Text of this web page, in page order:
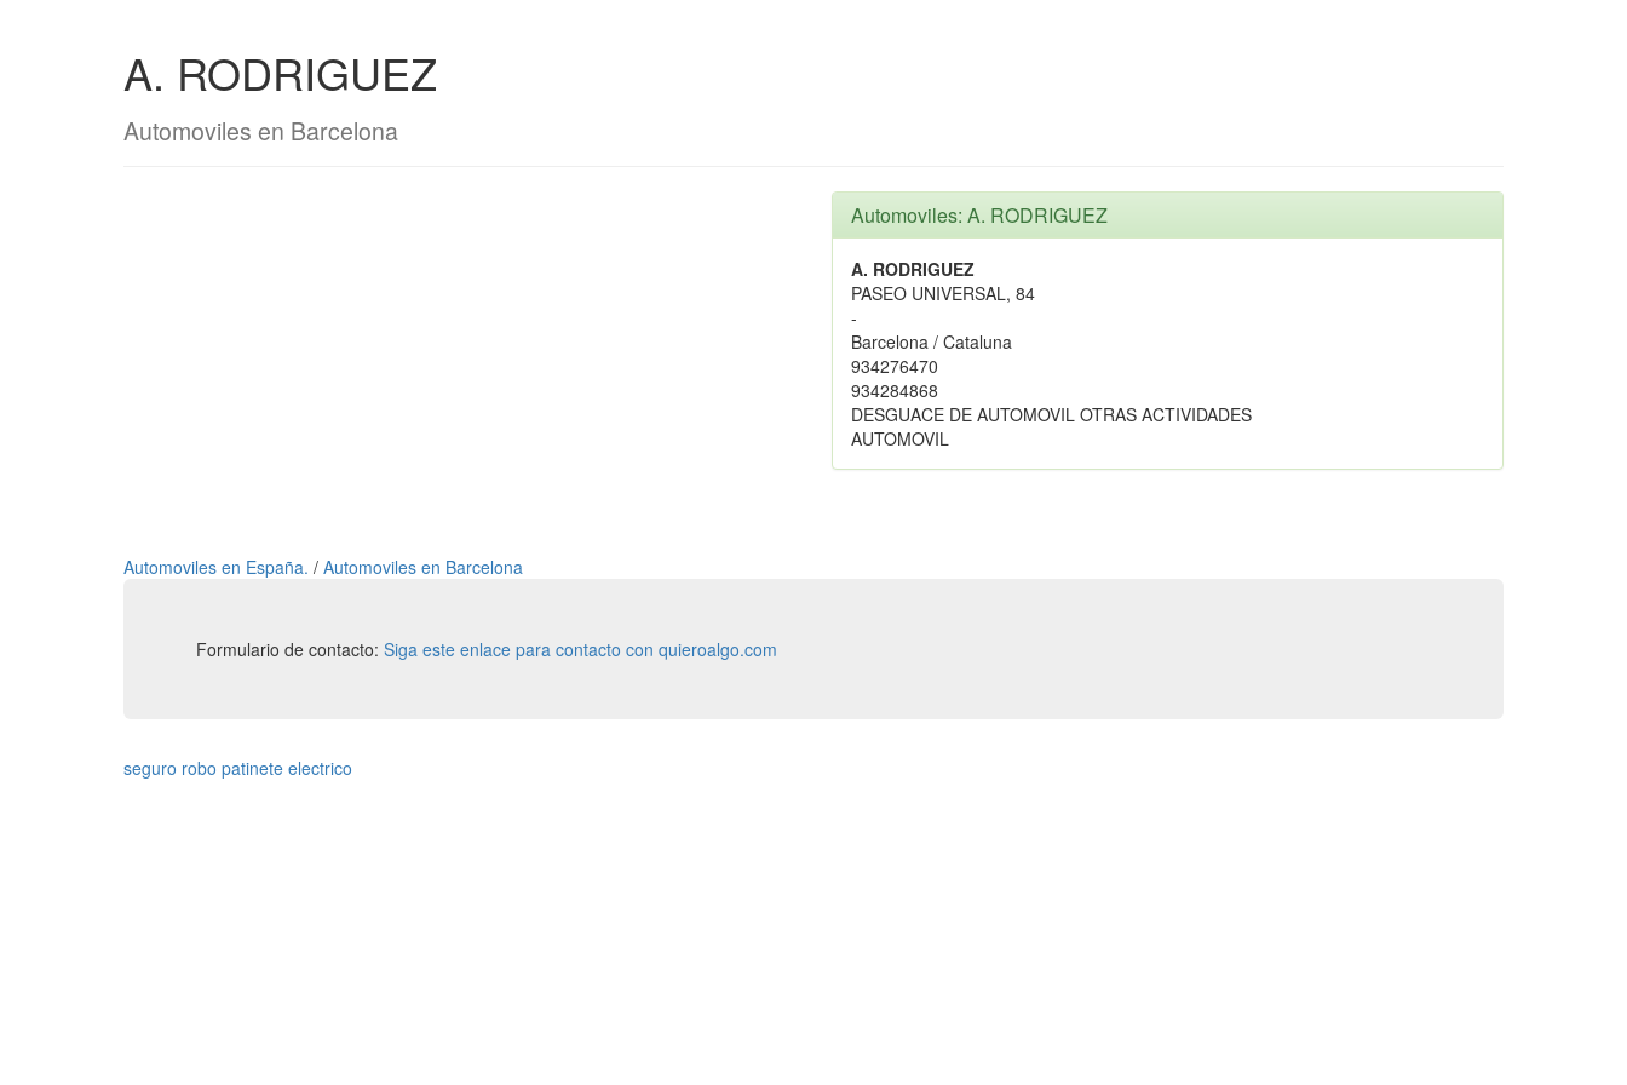
A. RODRIGUEZ
Automoviles en Barcelona
Automoviles: A. RODRIGUEZ
A. RODRIGUEZ
PASEO UNIVERSAL, 84
-
Barcelona / Cataluna
934276470
934284868
DESGUACE DE AUTOMOVIL OTRAS ACTIVIDADES
AUTOMOVIL
Automoviles en España. / Automoviles en Barcelona
Formulario de contacto: Siga este enlace para contacto con quieroalgo.com
seguro robo patinete electrico